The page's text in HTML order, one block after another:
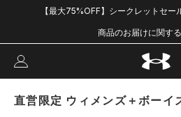
【最大75%OFF】シークレットセー
商品のお届けに関す
直営限定 ウィメンズ＋ボーイ